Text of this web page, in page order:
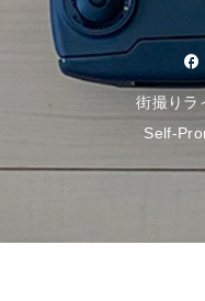
街撮りラ
Self-